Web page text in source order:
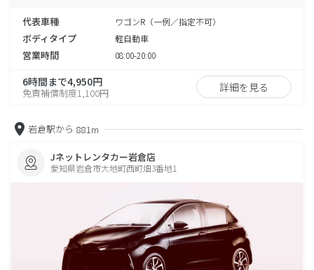
代表車種 ワゴンR（一例／指定不可）
ボディタイプ 軽自動車
営業時間 08:00-20:00
6時間まで4,950円
免責補償制度1,100円 詳細を見る
岩倉駅から 881m
Jネットレンタカー岩倉店
愛知県岩倉市大地町西町畑3番地1